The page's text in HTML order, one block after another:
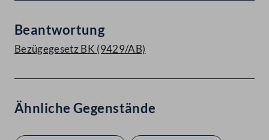
Beantwortung
Bezügegesetz BK (9429/AB)
Ähnliche Gegenstände